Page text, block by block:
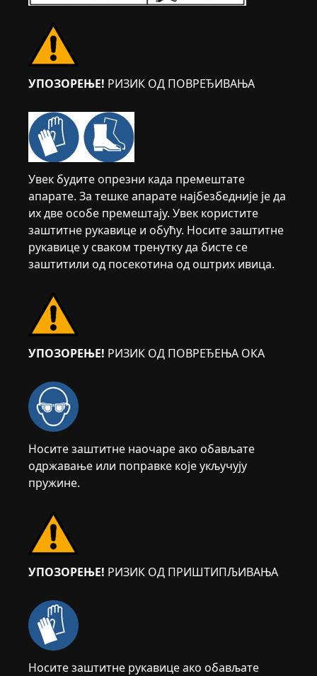
УПОЗОРЕЊЕ! РИЗИК ОД ПОВРЕЂИВАЊА
Увек будите опрезни када премештате
апарате. За тешке апарате најбезбедније је да
их две особе премештају. Увек користите
заштитне рукавице и обућу. Носите заштитне
рукавице у сваком тренутку да бисте се
заштитили од посекотина од оштрих ивица.
УПОЗОРЕЊЕ! РИЗИК ОД ПОВРЕЂЕЊА ОКА
Носите заштитне наочаре ако обављате
одржавање или поправке које укључују
пружине.
УПОЗОРЕЊЕ! РИЗИК ОД ПРИШТИПЉИВАЊА
Носите заштитне рукавице ако обављате